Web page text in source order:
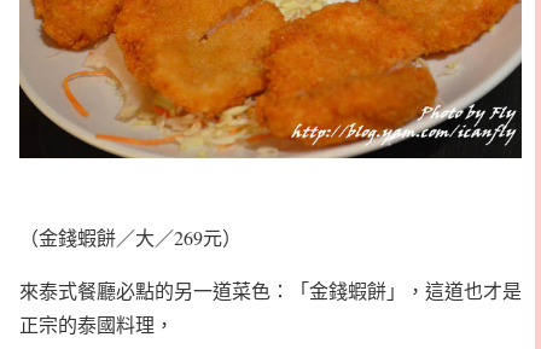
（金錢蝦餅／大／269元）
來泰式餐廳必點的另一道菜色：「金錢蝦餅」，這道也才是
正宗的泰國料理，